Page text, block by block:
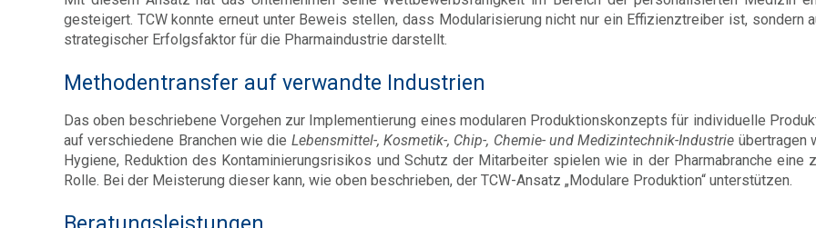
gesteigert. TCW konnte erneut unter Beweis stellen, dass Modularisierung nicht nur ein Effizienztreiber ist, sondern
strategischer Erfolgsfaktor für die Pharmaindustrie darstellt.
Methodentransfer auf verwandte Industrien
Das oben beschriebene Vorgehen zur Implementierung eines modularen Produktionskonzepts für individuelle
auf verschiedene Branchen wie die Lebensmittel-, Kosmetik-, Chip-, Chemie- und Medizintechnik-Industrie übertragen
Hygiene, Reduktion des Kontaminierungsrisikos und Schutz der Mitarbeiter spielen wie in der Pharmabranche eine
Rolle. Bei der Meisterung dieser kann, wie oben beschrieben, der TCW-Ansatz „Modulare Produktion“ unterstützen.